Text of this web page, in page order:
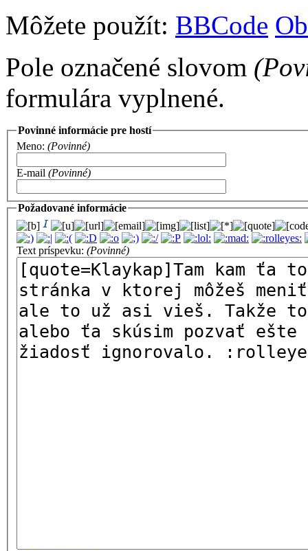
Môžete použít: BBCode
Pole označené slovom
formulára vyplnené.
Povinné informácie pre hostí
Meno: (Povinné)
E-mail (Povinné)
Požadované informácie
Text príspevku: (Povinné)